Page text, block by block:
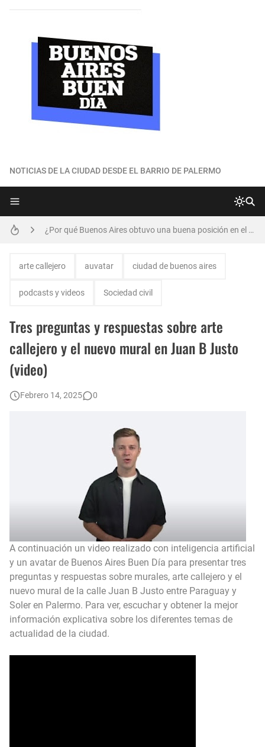
NOTICIAS DE LA CIUDAD DESDE EL BARRIO DE PALERMO
¿Por qué Buenos Aires obtuvo una buena posición en el ránking global de ciudades más habitables?
¿Cómo es el plan de refinanciación de deudas que ofrece la ciudad?
arte callejero auvatar ciudad de buenos aires
podcasts y videos Sociedad civil
Tres preguntas y respuestas sobre arte
callejero y el nuevo mural en Juan B Justo
(video)
Febrero 14, 2025 0
A continuación un video realizado con inteligencia artificial
y un avatar de Buenos Aires Buen Día para presentar tres
preguntas y respuestas sobre murales, arte callejero y el
nuevo mural de la calle Juan B Justo entre Paraguay y
Soler en Palermo. Para ver, escuchar y obtener la mejor
información explicativa sobre los diferentes temas de
actualidad de la ciudad.